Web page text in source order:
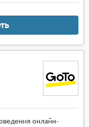
онлайн-